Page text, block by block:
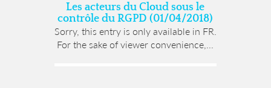
Les acteurs du Cloud sous le
contrôle du RGPD (01/04/2018)
Sorry, this entry is only available in FR.
For the sake of viewer convenience,...